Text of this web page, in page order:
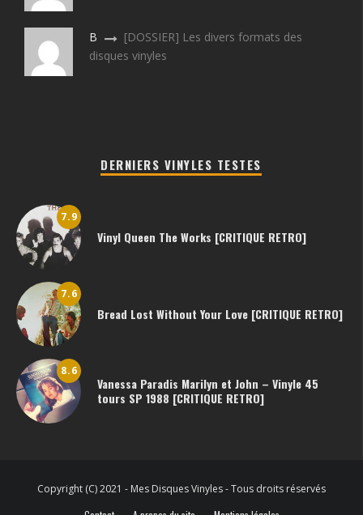
B
[DOSSIER] Les divers formats des
disques vinyles
DERNIERS VINYLES TESTES
7.9
Vinyl Queen The Works [CRITIQUE RETRO]
7.6
Bread Lost Without Your Love [CRITIQUE RETRO]
8.6
Vanessa Paradis Marilyn et John – Vinyle 45
tours SP 1988 [CRITIQUE RETRO]
Copyright (C) 2021 - Mes Disques Vinyles - Tous droits réservés